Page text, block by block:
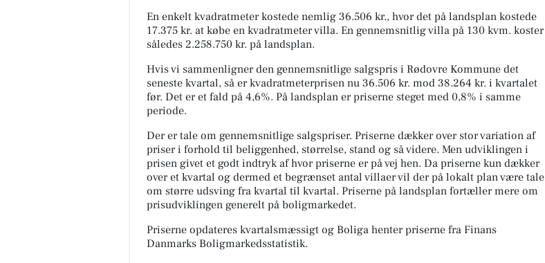
En enkelt kvadratmeter kostede nemlig 36.506 kr., hvor det på landsplan kostede
17.375 kr. at købe en kvadratmeter villa. En gennemsnitlig villa på 130 kvm. koster
således 2.258.750 kr. på landsplan.
Hvis vi sammenligner den gennemsnitlige salgspris i Rødovre Kommune det
seneste kvartal, så er kvadratmeterprisen nu 36.506 kr. mod 38.264 kr. i kvartalet
før. Det er et fald på 4,6%. På landsplan er priserne steget med 0,8% i samme
periode.
Der er tale om gennemsnitlige salgspriser. Priserne dækker over stor variation af
priser i forhold til beliggenhed, størrelse, stand og så videre. Men udviklingen i
prisen givet et godt indtryk af hvor priserne er på vej hen. Da priserne kun dækker
over et kvartal og dermed et begrænset antal villaer vil der på lokalt plan være tale
om større udsving fra kvartal til kvartal. Priserne på landsplan fortæller mere om
prisudviklingen generelt på boligmarkedet.
Priserne opdateres kvartalsmæssigt og Boliga henter priserne fra Finans
Danmarks Boligmarkedsstatistik.